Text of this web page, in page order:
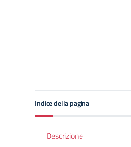
Indice della pagina
Descrizione